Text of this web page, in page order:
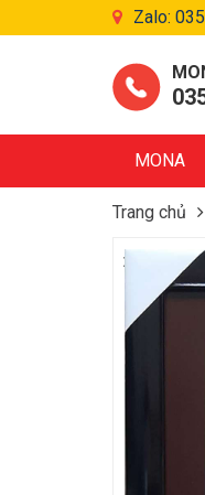
Zalo:
MONA
Trang chủ
Tranh